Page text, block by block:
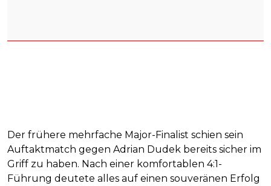
Der frühere mehrfache Major-Finalist schien sein
Auftaktmatch gegen Adrian Dudek bereits sicher im
Griff zu haben. Nach einer komfortablen 4:1-
Führung deutete alles auf einen souveränen Erfolg